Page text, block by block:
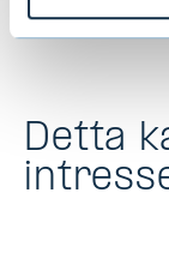
Detta